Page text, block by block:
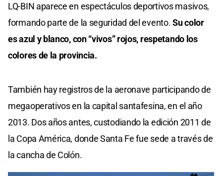
LQ-BIN aparece en espectáculos deportivos masivos,
formando parte de la seguridad del evento.Su color
es azul y blanco, con “vivos” rojos, respetando los
colores de la provincia.
También hay registros de la aeronave participando de
megaoperativos en la capital santafesina, en el año
2013. Dos años antes, custodiando la edición 2011 de
la Copa América, donde Santa Fe fue sede a través de
la cancha de Colón.